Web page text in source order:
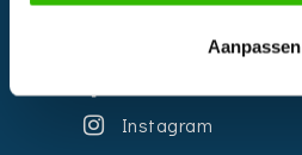
Aanpassen
Instagram